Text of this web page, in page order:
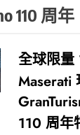
110 周年
全球限量
Maserati
110 周年